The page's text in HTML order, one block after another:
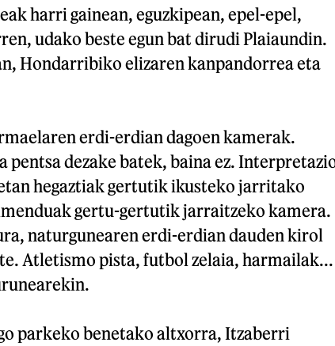
harri gainean, eguzkipean, epel-epel,
udako beste egun bat dirudi Plaiaundin.
Hondarribiko elizaren kanpandorrea eta
erdi-erdian dagoen kamerak.
pentsa dezake batek, baina ez.
hegaztiak gertutik ikusteko jarritako
gertu-gertutik jarraitzeko kamera.
naturgunearen erdi-erdian dauden kirol
Atletismo pista, futbol zelaia, harmailak...
parkeko benetako altxorra, Itzaberri